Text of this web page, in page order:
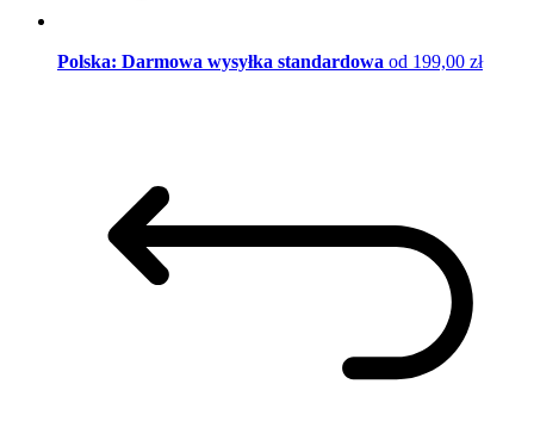
Polska: Darmowa wysyłka standardowa od 199,00 zł